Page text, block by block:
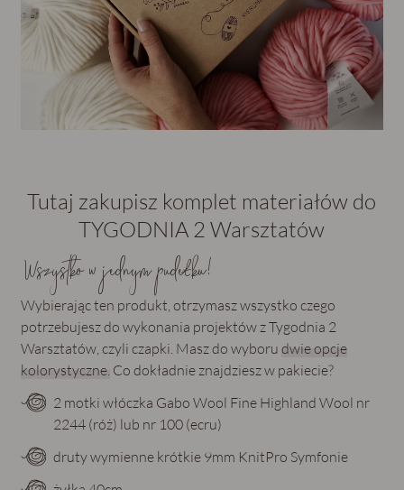
Tutaj zakupisz komplet materiałów do
TYGODNIA 2 Warsztatów
Wszystko w jednym pudełku!
Wybierając ten produkt, otrzymasz wszystko czego
potrzebujesz do wykonania projektów z Tygodnia 2
Warsztatów, czyli czapki. Masz do wyborudwie opcje
kolorystyczne. Co dokładnie znajdziesz w pakiecie?
2 motki włóczka Gabo Wool Fine Highland Wool nr
2244 (róż) lub nr 100 (ecru)
druty wymienne krótkie 9mm KnitPro Symfonie